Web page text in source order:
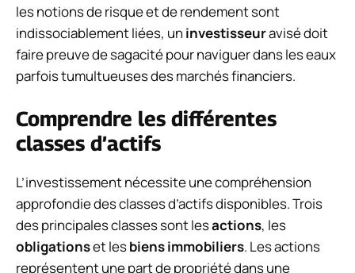
les notions de risque et de rendement sont
indissociablement liées, un investisseuravisé doit
faire preuve de sagacité pour naviguer dans les eaux
parfois tumultueuses des marchés financiers.
Comprendre les différentes
classes d’actifs
L’investissement nécessite une compréhension
approfondie des classes d’actifs disponibles. Trois
des principales classes sont lesactions, les
obligationset lesbiens immobiliers. Les actions
représentent une part de propriété dans une